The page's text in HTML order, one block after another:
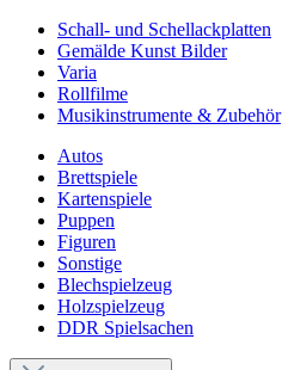
Schall- und Schellackplatten
Gemälde Kunst Bilder
Varia
Rollfilme
Musikinstrumente & Zubehör
Autos
Brettspiele
Kartenspiele
Puppen
Figuren
Sonstige
Blechspielzeug
Holzspielzeug
DDR Spielsachen